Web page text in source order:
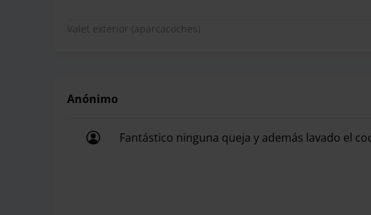
Valet exterior (aparcacoches)
Anónimo
Fantástico ninguna queja y además lavado el